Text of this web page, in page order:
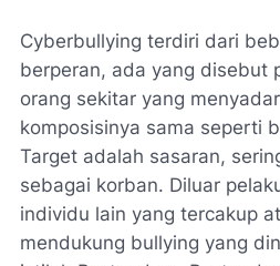
Cyberbullying terdiri dari
berperan, ada yang disebut
orang sekitar yang
komposisinya sama seperti
Target adalah sasaran,
sebagai korban. Diluar
individu lain yang tercakup
mendukung bullying yang